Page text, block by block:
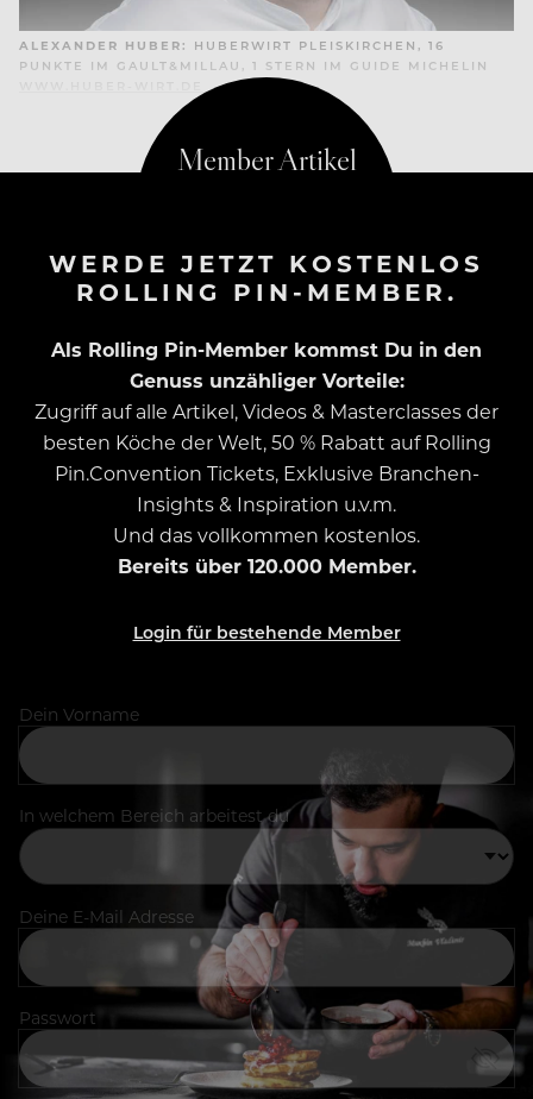
ALEXANDER HUBER:
HUBERWIRT PLEISKIRCHEN, 16
PUNKTE IM GAULT&MILLAU, 1 STERN IM GUIDE MICHELIN
WERDE JETZT KOSTENLOS
ROLLING PIN-MEMBER.
Als Rolling Pin-Member kommst Du in den
Genuss unzähliger Vorteile:
Zugriff auf alle Artikel, Videos & Masterclasses der
besten Köche der Welt, 50 % Rabatt auf Rolling
Pin.Convention Tickets, Exklusive Branchen-
Insights & Inspiration u.v.m.
Und das vollkommen kostenlos.
Bereits über 120.000 Member.
Login für bestehende Member
Dein Vorname
In welchem Bereich arbeitest du
Deine E-Mail Adresse
Passwort